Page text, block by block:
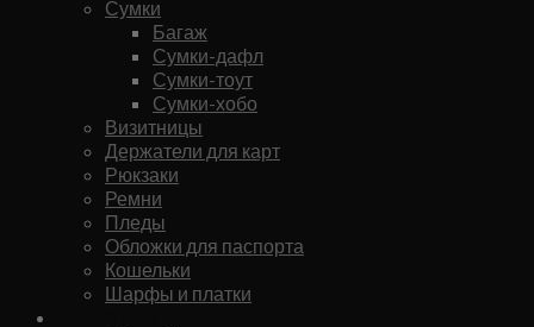
Сумки
Багаж
Сумки-дафл
Сумки-тоут
Сумки-хобо
Визитницы
Держатели для карт
Рюкзаки
Ремни
Пледы
Обложки для паспорта
Кошельки
Шарфы и платки